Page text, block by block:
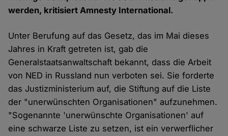
werden, kritisiert Amnesty International.
Unter Berufung auf das Gesetz, das im Mai dieses
Jahres in Kraft getreten ist, gab die
Generalstaatsanwaltschaft bekannt, dass die Arbeit
von NED in Russland nun verboten sei. Sie forderte
das Justizministerium auf, die Stiftung auf die Liste
der "unerwünschten Organisationen" aufzunehmen.
"Sogenannte 'unerwünschte Organisationen' auf
eine schwarze Liste zu setzen, ist ein verwerflicher